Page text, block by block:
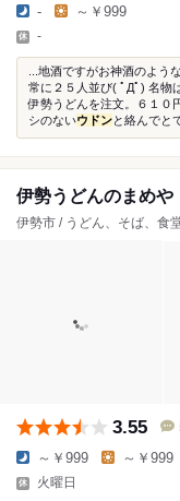
- ～￥999
-
...地酒ですがお神酒のよう
常に２５人並び( ﾟДﾟ) 名物
伊勢うどんを注文。６１０
シのないウドンと絡んでと
伊勢うどんのまめや
伊勢市 / うどん、そば、食
3.55
～￥999 ～￥999
火曜日